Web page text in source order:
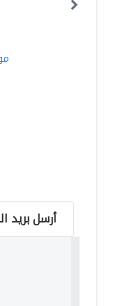
أرسل بريد